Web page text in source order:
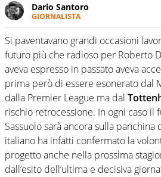
Dario Santoro
GIORNALISTA
Scrive, commenta, racconta lo
sfaccettature. Tocca l'apice
concentrarsi sulle interviste ai
Si paventavano grandi occasioni
futuro più che radioso per Roberto
aveva espresso in passato aveva
prima però di essere esonerato dal
dalla Premier League ma dal
rischio retrocessione. In ogni caso il
Sassuolosarà ancora sulla panchina
italiano ha infatti confermato la
progetto anche nella prossima
dall’esito dell’ultima e decisiva